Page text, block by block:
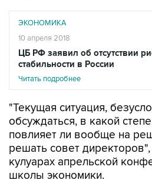
ЭКОНОМИКА
10 апреля 2018
ЦБ РФ заявил об отсутствии
стабильности в России
Читать подробнее
"Текущая ситуация,
обсуждаться, в какой
повлияет ли вообще на
решать совет
кулуарах апрельской
школы экономики.